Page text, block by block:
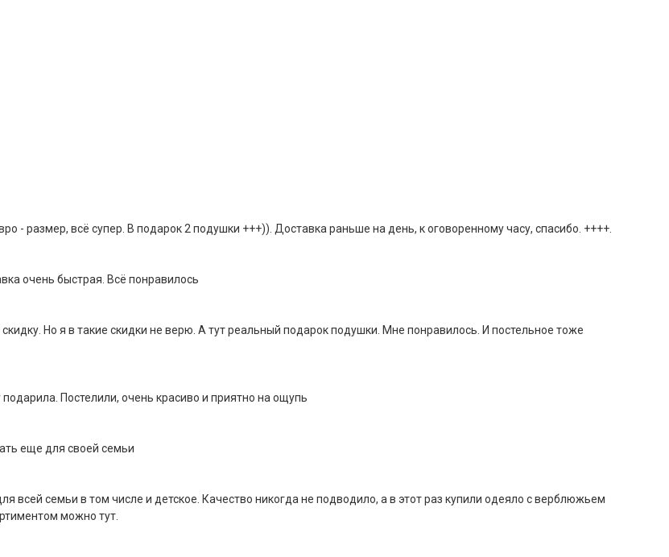
- размер, всё супер. В подарок 2 подушки +++)). Доставка раньше на день, к оговоренному часу, спасибо. ++++.
очень быстрая. Всё понравилось
Но я в такие скидки не верю. А тут реальный подарок подушки. Мне понравилось. И постельное тоже
Постелили, очень красиво и приятно на ощупь
еще для своей семьи
всей семьи в том числе и детское. Качество никогда не подводило, а в этот раз купили одеяло с верблюжьем
можно тут.